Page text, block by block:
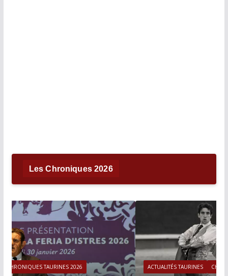
Les Chroniques 2026
ACTUALITÉS TAURINES CHRONIQUES TAURINES 2026